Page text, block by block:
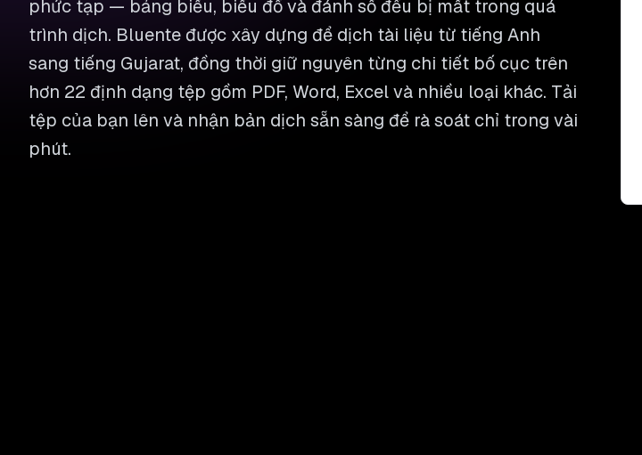
phức tạp — bảng biểu, biểu đồ và đánh số đều bị mất trong quá
trình dịch. Bluente được xây dựng để dịch tài liệu từ tiếng Anh
sang tiếng Gujarat, đồng thời giữ nguyên từng chi tiết bố cục trên
hơn 22 định dạng tệp gồm PDF, Word, Excel và nhiều loại khác. Tải
tệp của bạn lên và nhận bản dịch sẵn sàng để rà soát chỉ trong vài
phút.